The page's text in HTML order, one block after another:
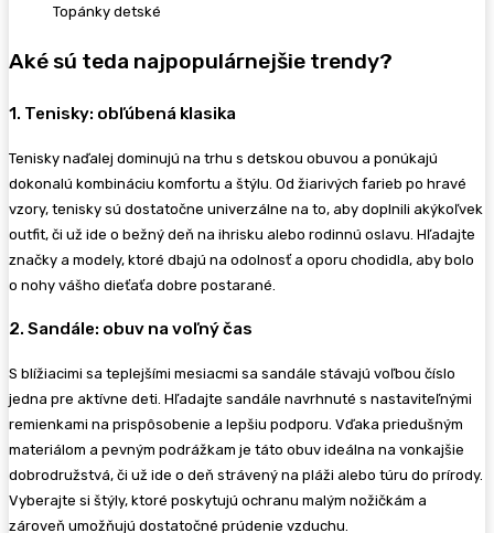
Topánky detské
Aké sú teda najpopulárnejšie trendy?
1. Tenisky: obľúbená klasika
Tenisky naďalej dominujú na trhu s detskou obuvou a ponúkajú
dokonalú kombináciu komfortu a štýlu. Od žiarivých farieb po hravé
vzory, tenisky sú dostatočne univerzálne na to, aby doplnili akýkoľvek
outfit, či už ide o bežný deň na ihrisku alebo rodinnú oslavu. Hľadajte
značky a modely, ktoré dbajú na odolnosť a oporu chodidla, aby bolo
o nohy vášho dieťaťa dobre postarané.
2. Sandále: obuv na voľný čas
S blížiacimi sa teplejšími mesiacmi sa sandále stávajú voľbou číslo
jedna pre aktívne deti. Hľadajte sandále navrhnuté s nastaviteľnými
remienkami na prispôsobenie a lepšiu podporu. Vďaka priedušným
materiálom a pevným podrážkam je táto obuv ideálna na vonkajšie
dobrodružstvá, či už ide o deň strávený na pláži alebo túru do prírody.
Vyberajte si štýly, ktoré poskytujú ochranu malým nožičkám a
zároveň umožňujú dostatočné prúdenie vzduchu.